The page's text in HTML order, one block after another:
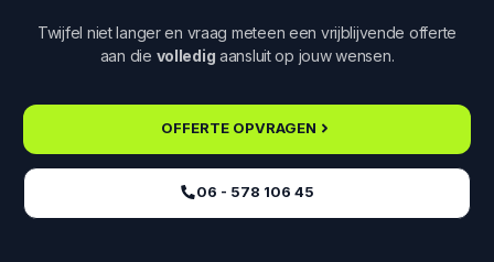
Twijfel niet langer en vraag meteen een vrijblijvende offerte
aan die volledig aansluit op jouw wensen.
OFFERTE OPVRAGEN
06 - 578 106 45‬